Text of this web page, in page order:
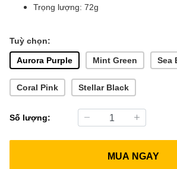
Trọng lượng: 72g
Tuỳ chọn:
Aurora Purple
Mint Green Sea
Coral Pink Stellar Black
Số lượng:
MUA NGAY